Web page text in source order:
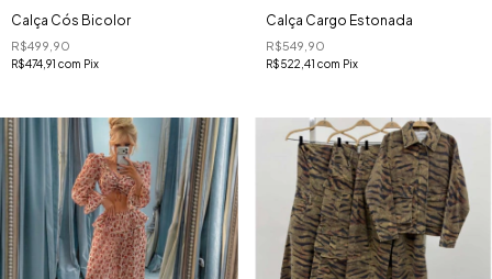
Calça Cós Bicolor
R$499,90
R$474,91 com Pix
Calça Cargo Estonada
R$549,90
R$522,41 com Pix